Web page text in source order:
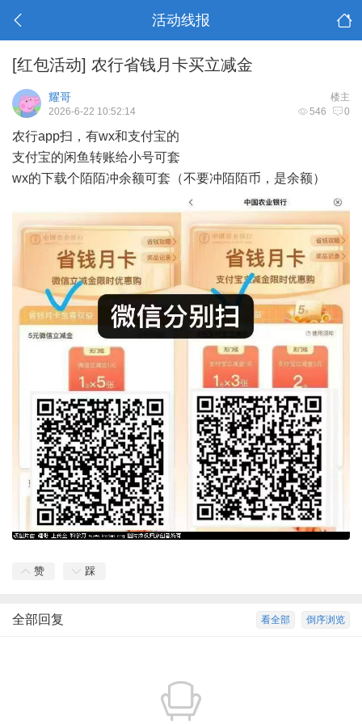
活动线报
[红包活动] 农行省钱月卡买立减金
楼主
耀哥
546 0
2026-6-22 10:52:14
农行app扫，有wx和支付宝的
支付宝的闲鱼转账给小号可套
wx的下载个陌陌冲余额可套（不要冲陌陌币，是余额）
赞 踩
倒序浏览
看全部
全部回复